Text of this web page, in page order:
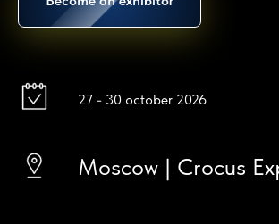
27 - 30 october 2026
Moscow | Crocus